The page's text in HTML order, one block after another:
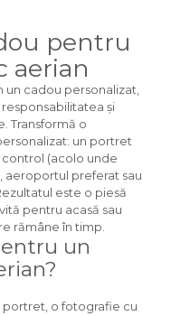
pentru
aerian
cadou personalizat,
și
Transformă o
un portret
(acolo unde
aeroportul preferat sau
este o piesă
pentru acasă sau
rămâne în timp.
un
o fotografie cu